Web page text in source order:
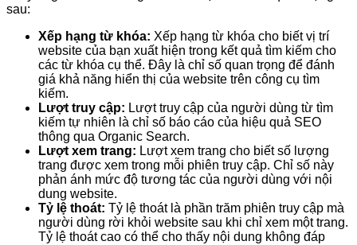
sau:
Xếp hạng từ khóa: Xếp hạng từ khóa cho biết vị trí
website của bạn xuất hiện trong kết quả tìm kiếm cho
các từ khóa cụ thể. Đây là chỉ số quan trọng để đánh
giá khả năng hiển thị của website trên công cụ tìm
kiếm.
Lượt truy cập: Lượt truy cập của người dùng từ tìm
kiếm tự nhiên là chỉ số báo cáo của hiệu quả SEO
thông qua Organic Search.
Lượt xem trang: Lượt xem trang cho biết số lượng
trang được xem trong mỗi phiên truy cập. Chỉ số này
phản ánh mức độ tương tác của người dùng với nội
dung website.
Tỷ lệ thoát: Tỷ lệ thoát là phần trăm phiên truy cập mà
người dùng rời khỏi website sau khi chỉ xem một trang.
Tỷ lệ thoát cao có thể cho thấy nội dung không đáp